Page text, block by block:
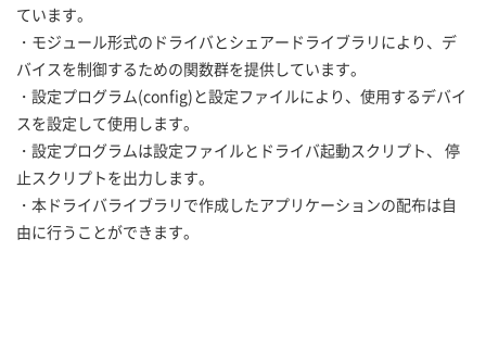
ています。
・モジュール形式のドライバとシェアードライブラリにより、デ
バイスを制御するための関数群を提供しています。
・設定プログラム(config)と設定ファイルにより、使用するデバイ
スを設定して使用します。
・設定プログラムは設定ファイルとドライバ起動スクリプト、 停
止スクリプトを出力します。
・本ドライバライブラリで作成したアプリケーションの配布は自
由に行うことができます。